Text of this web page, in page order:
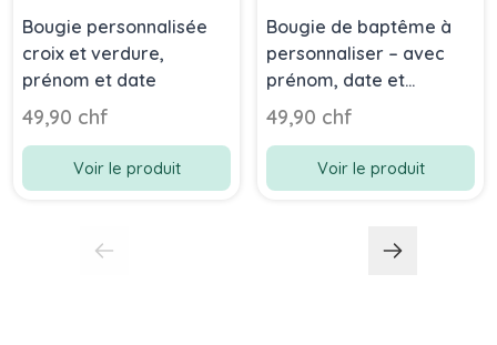
Bougie personnalisée
croix et verdure,
prénom et date
49,90 chf
Voir le produit
Bougie de baptême à
personnaliser – avec
prénom, date et
psaume ou texte
49,90 chf
Voir le produit